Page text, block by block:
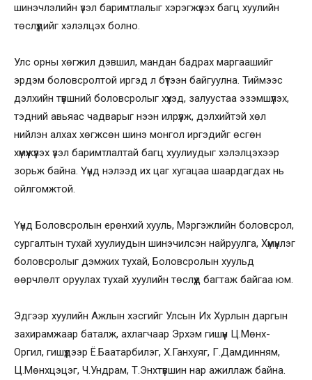
шинэчлэлийн үзэл баримтлалыг хэрэгжүүлэх багц хуулийн
төслүүдийг хэлэлцэх болно.
Улс орны хөгжил дэвшил, мандан бадрах маргаашийг
эрдэм боловсролтой иргэд л бүтээн байгуулна. Тиймээс
дэлхийн түвшний боловсролыг хүүхэд, залуустаа эзэмшүүлэх,
тэдний авьяас чадварыг нээн илрүүлж, дэлхийтэй хөл
нийлэн алхах хөгжсөн шинэ монгол иргэдийг өсгөн
хүмүүжүүлэх үзэл баримтлалтай багц хуулиудыг хэлэлцэхээр
зорьж байна. Үүнд нэлээд их цаг хугацаа шаардагдах нь
ойлгомжтой.
Үүнд Боловсролын ерөнхий хууль, Мэргэжлийн боловсрол,
сургалтын тухай хуулиудын шинэчилсэн найруулга, Хүмүүнлэг
боловсролыг дэмжих тухай, Боловсролын хуульд
өөрчлөлт оруулах тухай хуулийн төслүүд багтаж байгаа юм.
Эдгээр хуулийн Ажлын хэсгийг Улсын Их Хурлын даргын
захирамжаар баталж, ахлагчаар Эрхэм гишүүн Ц.Мөнх-
Оргил, гишүүдээр Ё.Баатарбилэг, Х.Ганхуяг, Г.Дамдинням,
Ц.Мөнхцэцэг, Ч.Ундрам, Т.Энхтүвшин нар ажиллаж байна.